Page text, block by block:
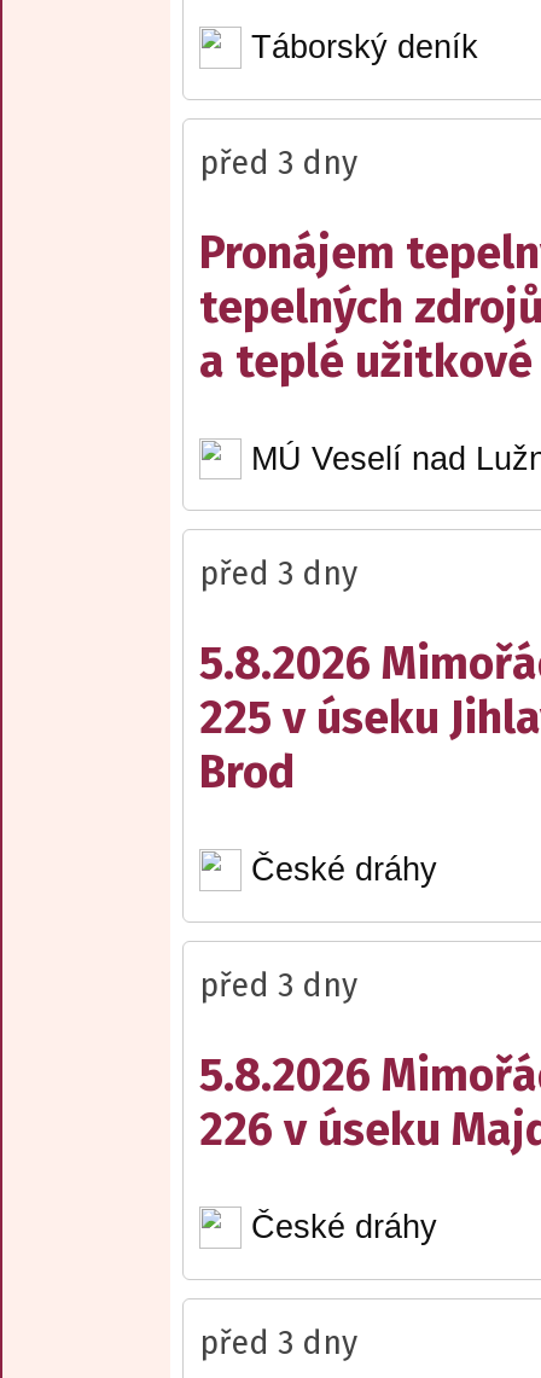
Táborský deník
před 3 dny
Pronájem
tepelných
a teplé užitkové
MÚ Veselí nad
před 3 dny
5.8.2026
225 v úseku
Brod
České dráhy
před 3 dny
5.8.2026
226 v úseku
České dráhy
před 3 dny